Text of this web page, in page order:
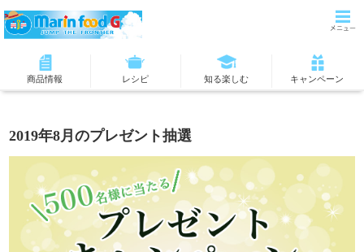
商品情報 レシピ 知る楽しむ キャンペーン
2019年8月のプレゼント抽選